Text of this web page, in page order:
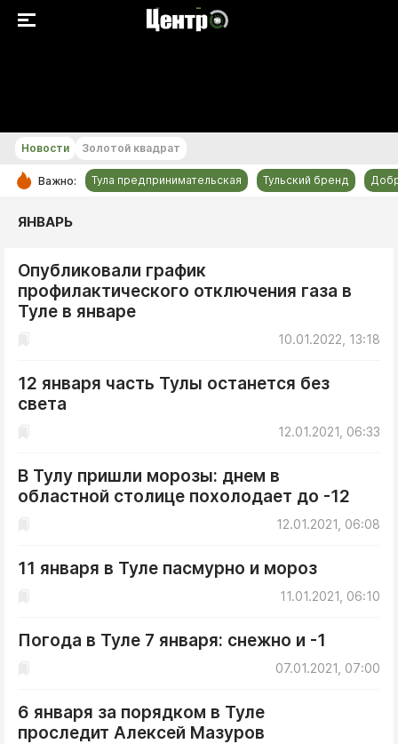
РУБРИКИ
Культура
Происшествия
Тула предпринимательская
ДоброЦентр
Новости Золотой квадрат
Важно: Тула предпринимательская Тульский бренд
ЯНВАРЬ
Опубликовали график
профилактического отключения газа в
Туле в январе
10.01.2022, 13:18
12 января часть Тулы останется без
света
12.01.2021, 06:33
В Тулу пришли морозы: днем в
областной столице похолодает до -12
12.01.2021, 06:08
11 января в Туле пасмурно и мороз
11.01.2021, 06:10
Погода в Туле 7 января: снежно и -1
07.01.2021, 07:00
6 января за порядком в Туле
проследит Алексей Мазуров